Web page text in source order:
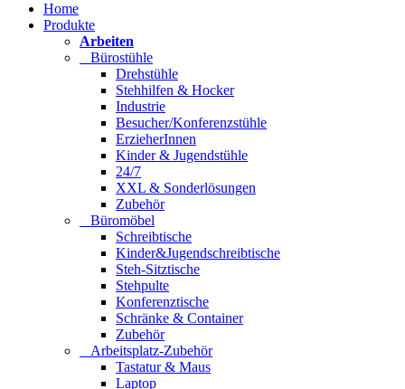
Home
Produkte
Arbeiten
Bürostühle
Drehstühle
Stehhilfen & Hocker
Industrie
Besucher/Konferenzstühle
ErzieherInnen
Kinder & Jugendstühle
24/7
XXL & Sonderlösungen
Zubehör
Büromöbel
Schreibtische
Kinder&Jugendschreibtische
Steh-Sitztische
Stehpulte
Konferenztische
Schränke & Container
Zubehör
Arbeitsplatz-Zubehör
Tastatur & Maus
Laptop